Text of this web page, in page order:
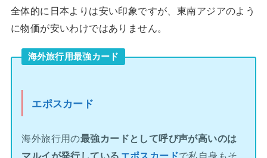
全体的に日本よりは安い印象ですが、東南アジアのよう
に物価が安いわけではありません。
海外旅行用最強カード
エポスカード
海外旅行用の最強カードとして呼び声が高いのは